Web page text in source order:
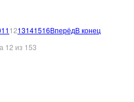
111213141516ВперёдВ конец
12 из 153